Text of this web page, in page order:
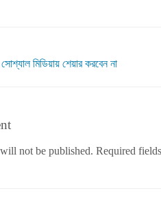
মিডিয়ায় শেয়ার করবেন না
not be published. Required